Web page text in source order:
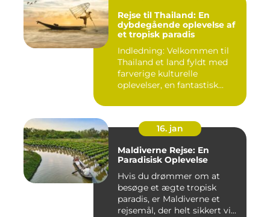
Rejse til Thailand: En
dybdegående oplevelse af
et tropisk paradis
Indledning: Velkommen til
Thailand et land fyldt med
farverige kulturelle
oplevelser, en fantastisk...
16. jan
Maldiverne Rejse: En
Paradisisk Oplevelse
Hvis du drømmer om at
besøge et ægte tropisk
paradis, er Maldiverne et
rejsemål, der helt sikkert vi...